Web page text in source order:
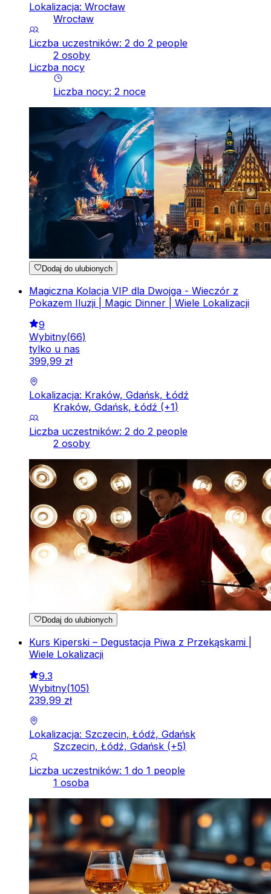
Lokalizacja: Wrocław
Wrocław
Liczba uczestników: 2 do 2 people
2 osoby
Liczba nocy
Liczba nocy: 2 noce
Dodaj do ulubionych
Magiczna Kolacja VIP dla Dwojga - Wieczór z
Pokazem Iluzji | Magic Dinner | Wiele Lokalizacji
9
Wybitny(66)
tylko u nas
399,99 zł
Lokalizacja: Kraków, Gdańsk, Łódź
Kraków, Gdańsk, Łódź (+1)
Liczba uczestników: 2 do 2 people
2 osoby
Dodaj do ulubionych
Kurs Kiperski – Degustacja Piwa z Przekąskami |
Wiele Lokalizacji
9.3
Wybitny(105)
239,99 zł
Lokalizacja: Szczecin, Łódź, Gdańsk
Szczecin, Łódź, Gdańsk (+5)
Liczba uczestników: 1 do 1 people
1 osoba